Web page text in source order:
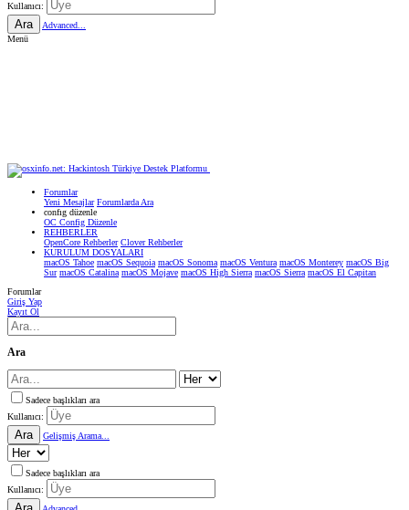
Kullanıcı:
Ara
Advanced...
Menü
Forumlar
Yeni Mesajlar Forumlarda Ara
confıg düzenle
OC Config Düzenle
REHBERLER
OpenCore Rehberler Clover Rehberler
KURULUM DOSYALARI
macOS Tahoe macOS Sequoia macOS Sonoma macOS Ventura macOS Monterey macOS Big
Sur macOS Catalina macOS Mojave macOS High Sierra macOS Sierra macOS El Capitan
Forumlar
Giriş Yap
Kayıt Ol
Ara
Sadece başlıkları ara
Kullanıcı:
Ara Gelişmiş Arama...
Sadece başlıkları ara
Kullanıcı: